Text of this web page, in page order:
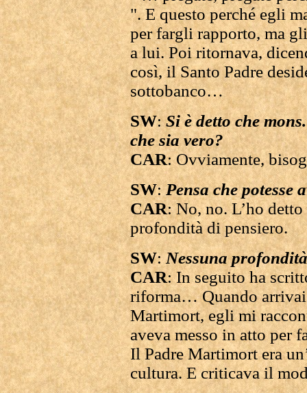
". E questo perché egli
per fargli rapporto, ma
a lui. Poi ritornava,
così, il Santo Padre
sottobanco…
SW:Si è detto che
che sia vero?
CAR: Ovviamente,
SW:Pensa che potesse
CAR: No, no. L’ho
profondità di pensiero.
SW:Nessuna
CAR: In seguito ha
riforma… Quando arrivai
Martimort, egli mi
aveva messo in atto per
Il Padre Martimort era
cultura. E criticava il